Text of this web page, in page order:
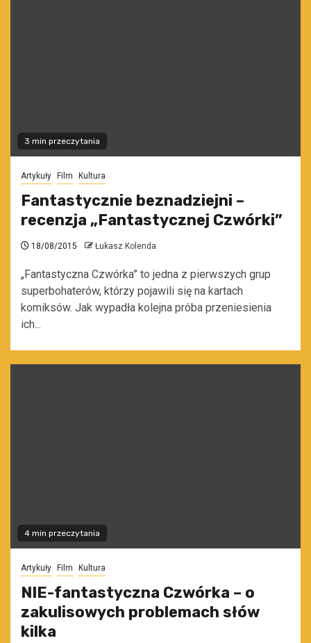
3 min przeczytania
Artykuły Film Kultura
Fantastycznie beznadziejni –
recenzja „Fantastycznej Czwórki”
18/08/2015 Łukasz Kolenda
„Fantastyczna Czwórka” to jedna z pierwszych grup
superbohaterów, którzy pojawili się na kartach
komiksów. Jak wypadła kolejna próba przeniesienia
ich...
4 min przeczytania
Artykuły Film Kultura
NIE-fantastyczna Czwórka – o
zakulisowych problemach słów
kilka